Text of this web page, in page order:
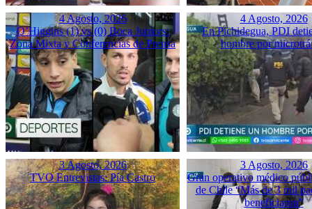
4 Agosto, 2026
O’Higgins (1) vs (0) Boca Juniors:
Zona Mixta y Conferencias de Prensa
4 Agosto, 2026
En Pichidegua, PDI
hombre por
3 Agosto, 2026
TVO Entrevistas: Pía Castro
3 Agosto, 2026
Gran operativo médico
de Chile “Más de 3 mil
beneficiaron”